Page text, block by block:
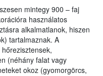
mintegy 900 – faj
használatos
alkalmatlanok, hiszen
tartalmaznak. A
(néhány falat vagy
okoz (gyomorgörcs,